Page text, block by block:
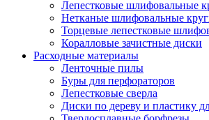
Лепестковые шлифовальные
Нетканые шлифовальные
Торцевые лепестковые
Коралловые зачистные диски
Расходные материалы
Ленточные пилы
Буры для перфораторов
Лепестковые сверла
Диски по дереву и пластику